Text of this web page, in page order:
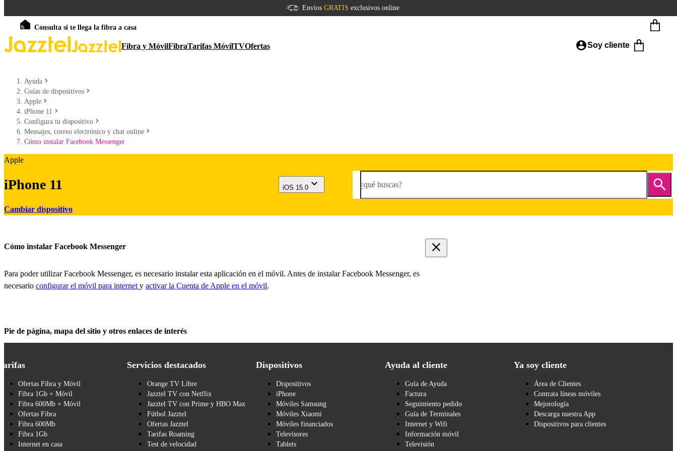
Envíos GRATIS exclusivos online
Consulta si te llega la fibra a casa
Fibra y MóvilFibraTarifas MóvilTVOfertas Soy cliente
Ayuda
Guías de dispositivos
Apple
iPhone 11
Configura tu dispositivo
Mensajes, correo electrónico y chat online
Cómo instalar Facebook Messenger
Apple
iPhone 11
Cambiar dispositivo
iOS 15.0 ¿qué buscas?
Cómo instalar Facebook Messenger
Para poder utilizar Facebook Messenger, es necesario instalar esta aplicación en el móvil. Antes de instalar Facebook Messenger, es
necesario configurar el móvil para internet y activar la Cuenta de Apple en el móvil.
Pie de página, mapa del sitio y otros enlaces de interés
Ofertas Fibra y Móvil
Fibra 1Gb + Móvil
Fibra 600Mb + Móvil
Ofertas Fibra
Fibra 600Mb
Fibra 1Gb
Internet en casa
Servicios destacados
Orange TV Libre
Jazztel TV con Netflix
Jazztel TV con Prime y HBO Max
Fútbol Jazztel
Ofertas Jazztel
Tarifas Roaming
Test de velocidad
Dispositivos
Dispositivos
iPhone
Móviles Samsung
Móviles Xiaomi
Móviles financiados
Televisores
Tablets
Ayuda al cliente
Guía de Ayuda
Factura
Seguimiento pedido
Guía de Terminales
Internet y Wifi
Información móvil
Televisión
Ya soy cliente
Área de Clientes
Contrata líneas móviles
Mejorología
Descarga nuestra App
Dispositivos para clientes